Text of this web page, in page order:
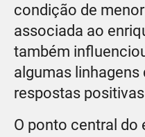
condição de
associada ao
também
algumas linhagens
respostas
O ponto central do